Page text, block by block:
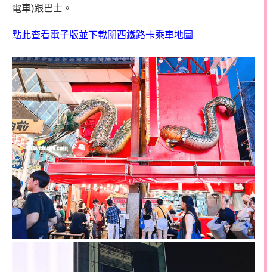
電車)跟巴士。
點此查看電子版並下載關西鐵路卡乘車地圖